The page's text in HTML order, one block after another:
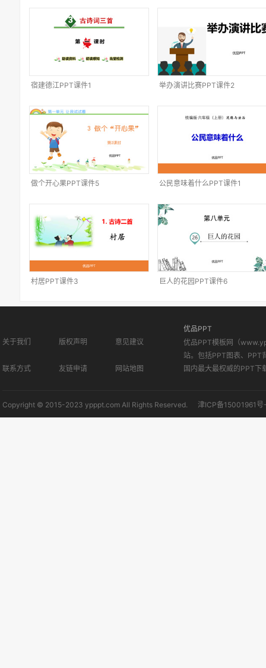
宿建德江PPT课件1 举办演讲比赛PPT课件2
做个开心果PPT课件5 公民意味着什么PPT课件1
村居PPT课件3 巨人的花园PPT课件6
关于我们 版权声明 意见建议
联系方式 友链申请 网站地图
优品PPT
优品PPT模板网（
站。包括PPT图表、PPT
国内最大最权威的PPT下
Copyright © 2015-2023 ypppt.com All Rights Reserved. 津ICP备15001961号